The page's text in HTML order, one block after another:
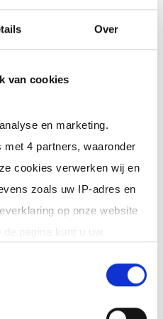
Over
van cookies
en marketing.
met 4 partners, waaronder
cookies verwerken wij en
zoals uw IP-adres en
op onze website
pagina kunt u uw
volgen in deze richting.
voeren
je te maken met diverse
die je moet uitvoeren.
per organisatie, maar
interim
bestuursadviseur en
de volgende